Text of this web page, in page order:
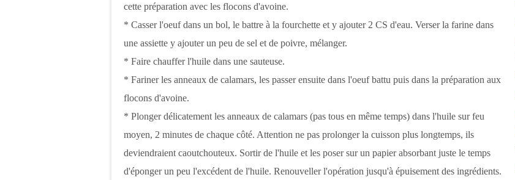
cette préparation avec les flocons d'avoine.
* Casser l'oeuf dans un bol, le battre à la fourchette et y ajouter 2 CS d'eau. Verser la farine dans
une assiette y ajouter un peu de sel et de poivre, mélanger.
* Faire chauffer l'huile dans une sauteuse.
* Fariner les anneaux de calamars, les passer ensuite dans l'oeuf battu puis dans la préparation aux
flocons d'avoine.
* Plonger délicatement les anneaux de calamars (pas tous en même temps) dans l'huile sur feu
moyen, 2 minutes de chaque côté. Attention ne pas prolonger la cuisson plus longtemps, ils
deviendraient caoutchouteux. Sortir de l'huile et les poser sur un papier absorbant juste le temps
d'éponger un peu l'excédent de l'huile. Renouveller l'opération jusqu'à épuisement des ingrédients.